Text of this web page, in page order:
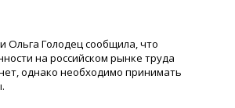
Ольга Голодец сообщила, что
на российском рынке труда
однако необходимо принимать